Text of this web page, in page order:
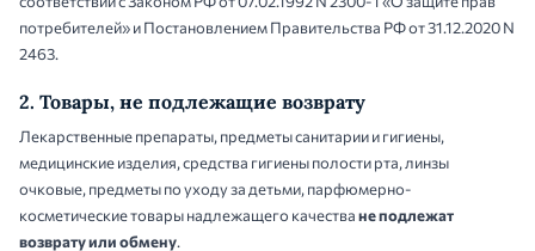
потребителей» и Постановлением Правительства РФ от 31.12.2020 N
2463.
2. Товары, не подлежащие возврату
Лекарственные препараты, предметы санитарии и гигиены,
медицинские изделия, средства гигиены полости рта, линзы
очковые, предметы по уходу за детьми, парфюмерно-
косметические товары надлежащего качестване подлежат
возврату или обмену.